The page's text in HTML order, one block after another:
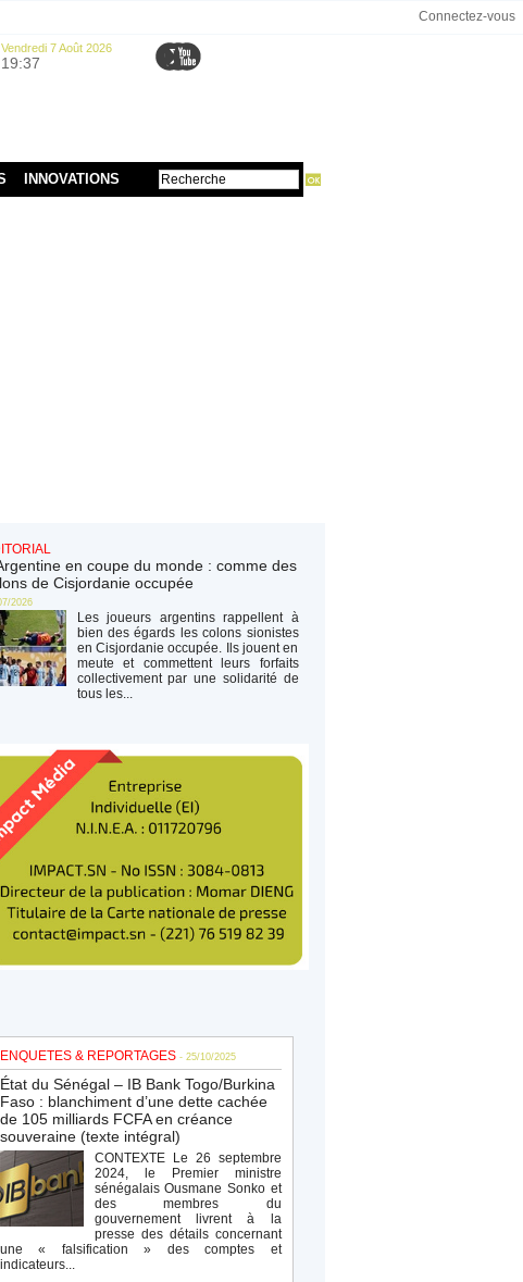
Connectez-vous
Vendredi 7 Août 2026
19:37
INNOVATIONS
en coupe du monde : comme des
de Cisjordanie occupée
2026
Les joueurs argentins rappellent à
bien des égards les colons sionistes
en Cisjordanie occupée. Ils jouent en
meute et commettent leurs forfaits
collectivement par une solidarité de
tous les...
ENQUETES & REPORTAGES - 25/10/2025
État du Sénégal – IB Bank Togo/Burkina
Faso : blanchiment d’une dette cachée
de 105 milliards FCFA en créance
souveraine (texte intégral)
CONTEXTE Le 26 septembre
2024, le Premier ministre
sénégalais Ousmane Sonko et
des membres du
gouvernement livrent à la
presse des détails concernant
une « falsification » des comptes et
indicateurs...